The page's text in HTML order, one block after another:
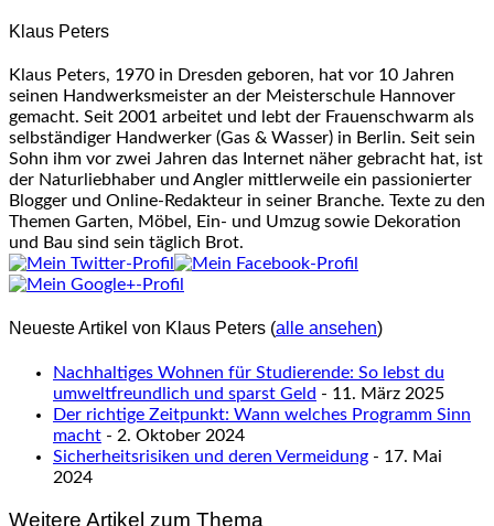
below.
Klaus Peters
Klaus Peters, 1970 in Dresden geboren, hat vor 10 Jahren
seinen Handwerksmeister an der Meisterschule Hannover
gemacht. Seit 2001 arbeitet und lebt der Frauenschwarm als
selbständiger Handwerker (Gas & Wasser) in Berlin. Seit sein
Sohn ihm vor zwei Jahren das Internet näher gebracht hat, ist
der Naturliebhaber und Angler mittlerweile ein passionierter
Blogger und Online-Redakteur in seiner Branche. Texte zu den
Themen Garten, Möbel, Ein- und Umzug sowie Dekoration
und Bau sind sein täglich Brot.
Neueste Artikel von Klaus Peters (alle ansehen)
Nachhaltiges Wohnen für Studierende: So lebst du
umweltfreundlich und sparst Geld - 11. März 2025
Der richtige Zeitpunkt: Wann welches Programm Sinn
macht - 2. Oktober 2024
Sicherheitsrisiken und deren Vermeidung - 17. Mai
2024
Weitere Artikel zum Thema